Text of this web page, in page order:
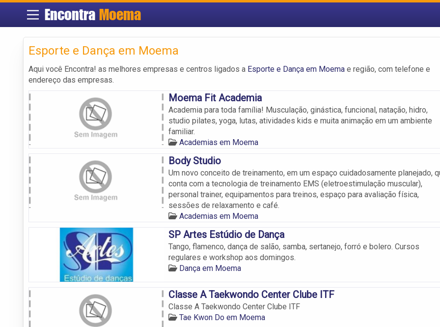
Encontra Moema
Esporte e Dança em Moema
Aqui você Encontra! as melhores empresas e centros ligados a Esporte e Dança em Moema e região, com telefone e
endereço das empresas.
Moema Fit Academia
Academia para toda família! Musculação, ginástica, funcional, natação, hidro,
studio pilates, yoga, lutas, atividades kids e muita animação em um ambiente
familiar.
Academias em Moema
Body Studio
Um novo conceito de treinamento, em um espaço cuidadosamente planejado,
conta com a tecnologia de treinamento EMS (eletroestimulação muscular),
personal trainer, equipamentos para treinos, espaço para avaliação física,
sessões de relaxamento e café.
Academias em Moema
SP Artes Estúdio de Dança
Tango, flamenco, dança de salão, samba, sertanejo, forró e bolero. Cursos
regulares e workshop aos domingos.
Dança em Moema
Classe A Taekwondo Center Clube ITF
Classe A Taekwondo Center Clube ITF
Tae Kwon Do em Moema